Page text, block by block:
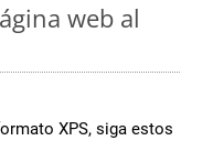
web al
XPS, siga estos